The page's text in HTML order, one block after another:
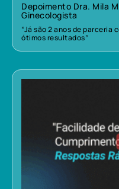
Depoimento Dra. Mila
Ginecologista
“Já são 2 anos de parceria
ótimos resultados”